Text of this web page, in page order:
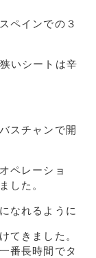
ペインでの３
いシートは辛
スチャンで開
ペレーショ
した。
なれるように
てきました。
番長時間でタ